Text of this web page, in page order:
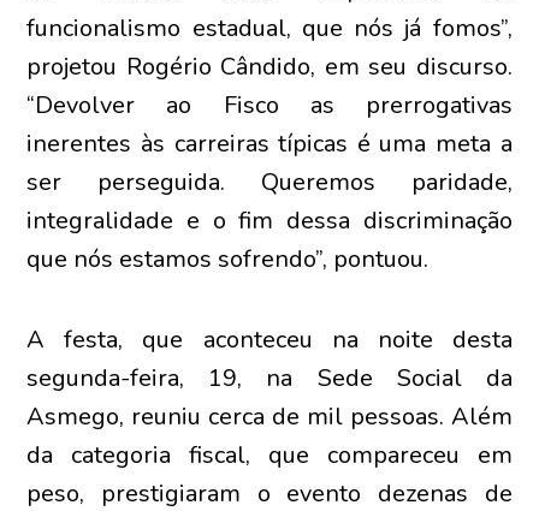
funcionalismo estadual, que nós já fomos”,
projetou Rogério Cândido, em seu discurso.
“Devolver ao Fisco as prerrogativas
inerentes às carreiras típicas é uma meta a
ser perseguida. Queremos paridade,
integralidade e o fim dessa discriminação
que nós estamos sofrendo”, pontuou.
A festa, que aconteceu na noite desta
segunda-feira, 19, na Sede Social da
Asmego, reuniu cerca de mil pessoas. Além
da categoria fiscal, que compareceu em
peso, prestigiaram o evento dezenas de